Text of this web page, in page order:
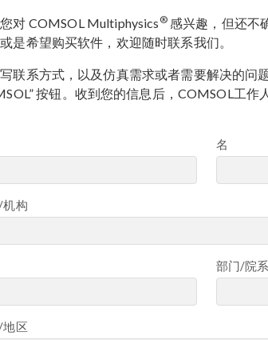
对 COMSOL Multiphysics ®感兴趣，但还不
是希望购买软件，欢迎随时联系我们。
联系方式，以及仿真需求或者需要解决的问
按钮。收到您的信息后，COMSOL工作
名
构
部门/院系
地区